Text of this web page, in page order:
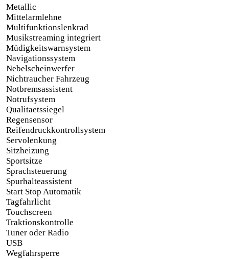
Metallic
Mittelarmlehne
Multifunktionslenkrad
Musikstreaming integriert
Müdigkeitswarnsystem
Navigationssystem
Nebelscheinwerfer
Nichtraucher Fahrzeug
Notbremsassistent
Notrufsystem
Qualitaetssiegel
Regensensor
Reifendruckkontrollsystem
Servolenkung
Sitzheizung
Sportsitze
Sprachsteuerung
Spurhalteassistent
Start Stop Automatik
Tagfahrlicht
Touchscreen
Traktionskontrolle
Tuner oder Radio
USB
Wegfahrsperre